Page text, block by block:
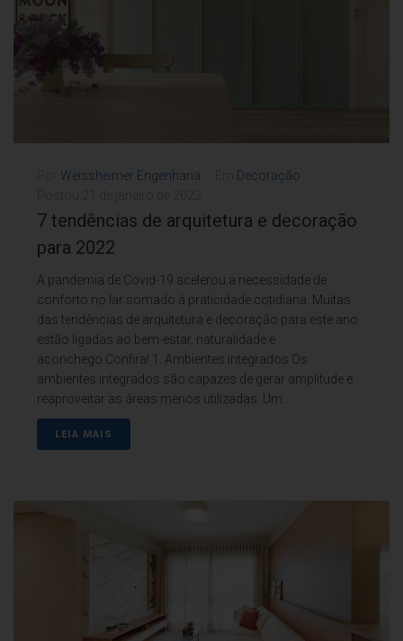
Weissheimer Engenharia
Decoração
7 tendências de arquitetura e decoração
para 2022
A pandemia de Covid-19 acelerou a necessidade de
conforto no lar somado à praticidade cotidiana. Muitas
das tendências de arquitetura e decoração para este ano
estão ligadas ao bem-estar, naturalidade e
aconchego.Confira! 1. Ambientes integrados Os
ambientes integrados são capazes de gerar amplitude e
reaproveitar as áreas menos utilizadas. Um...
LEIA MAIS